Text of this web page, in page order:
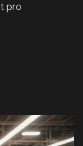
pro